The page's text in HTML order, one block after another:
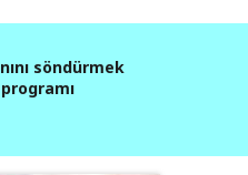
söndürmek